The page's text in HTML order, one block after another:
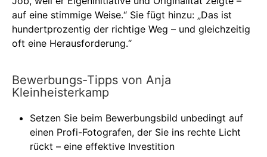
auf eine stimmige Weise.“ Sie fügt hinzu: „Das ist
hundertprozentig der richtige Weg – und gleichzeitig
oft eine Herausforderung.“
Bewerbungs-Tipps von Anja
Kleinheisterkamp
Setzen Sie beim Bewerbungsbild unbedingt auf
einen Profi-Fotografen, der Sie ins rechte Licht
rückt – eine effektive Investition